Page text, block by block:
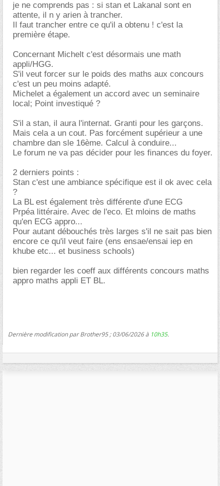
je ne comprends pas : si stan et Lakanal sont en
attente, il n y arien à trancher.
Il faut trancher entre ce qu'il a obtenu ! c'est la
première étape.
Concernant Michelt c'est désormais une math
appli/HGG.
S'il veut forcer sur le poids des maths aux concours
c'est un peu moins adapté.
Michelet a également un accord avec un seminaire
local; Point investiqué ?
S'il a stan, il aura l'internat. Granti pour les garçons.
Mais cela a un cout. Pas forcément supérieur a une
chambre dan sle 16ème. Calcul à conduire...
Le forum ne va pas décider pour les finances du foyer.
2 derniers points :
Stan c'est une ambiance spécifique est il ok avec cela
?
La BL est également très différente d'une ECG
Prpéa littéraire. Avec de l'eco. Et mloins de maths
qu'en ECG appro...
Pour autant débouchés très larges s'il ne sait pas bien
encore ce qu'il veut faire (ens ensae/ensai iep en
khube etc... et business schools)
bien regarder les coeff aux différents concours maths
appro maths appli ET BL.
Dernière modification par Brother95 ; 03/06/2026 à 10h35.